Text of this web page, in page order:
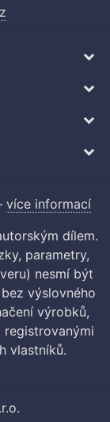
více informací
dílem.
parametry,
nesmí být
výslovného
výrobků,
vlastníků.